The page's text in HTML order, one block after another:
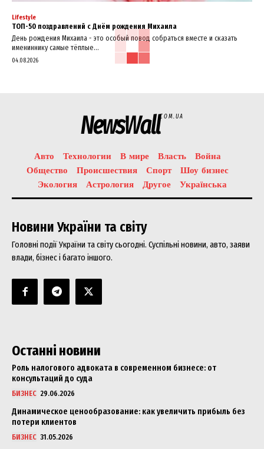
Lifestyle
ТОП-50 поздравлений с Днём рождения Михаила
День рождения Михаила - это особый повод собраться вместе и сказать
имениннику самые тёплые...
04.08.2026
NewsWallCOM.UA
Авто Технологии В мире Власть
Война
Общество
Происшествия Спорт
Шоу бизнес
Экология
Астрология Другое Українська
Новини України та світу
Головні події України та світу сьогодні. Суспільні новини, авто, заяви
влади, бізнес і багато іншого.
Останні новини
Роль налогового адвоката в современном бизнесе: от
консультаций до суда
БИЗНЕС 29.06.2026
Динамическое ценообразование: как увеличить прибыль без
потери клиентов
БИЗНЕС 31.05.2026